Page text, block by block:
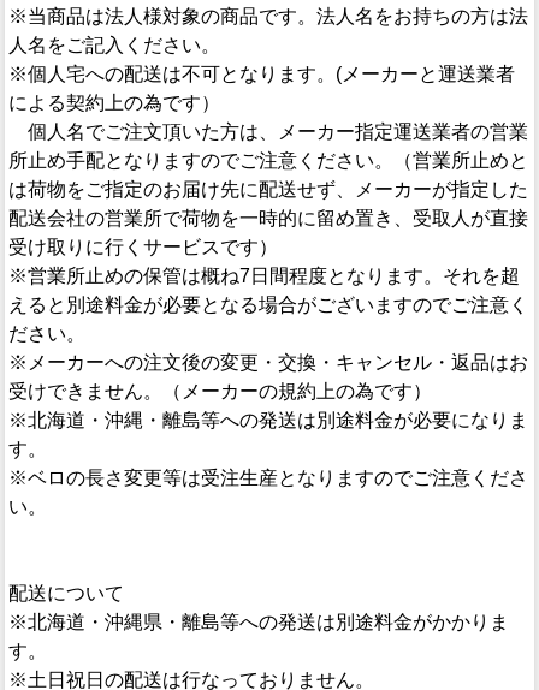
※当商品は法人様対象の商品です。法人名をお持ちの方は法
人名をご記入ください。
※個人宅への配送は不可となります。(メーカーと運送業者
による契約上の為です）
個人名でご注文頂いた方は、メーカー指定運送業者の営業
所止め手配となりますのでご注意ください。（営業所止めと
は荷物をご指定のお届け先に配送せず、メーカーが指定した
配送会社の営業所で荷物を一時的に留め置き、受取人が直接
受け取りに行くサービスです）
※営業所止めの保管は概ね7日間程度となります。それを超
えると別途料金が必要となる場合がございますのでご注意く
ださい。
※メーカーへの注文後の変更・交換・キャンセル・返品はお
受けできません。（メーカーの規約上の為です）
※北海道・沖縄・離島等への発送は別途料金が必要になりま
す。
※ベロの長さ変更等は受注生産となりますのでご注意くださ
い。
配送について
※北海道・沖縄県・離島等への発送は別途料金がかかりま
す。
※土日祝日の配送は行なっておりません。